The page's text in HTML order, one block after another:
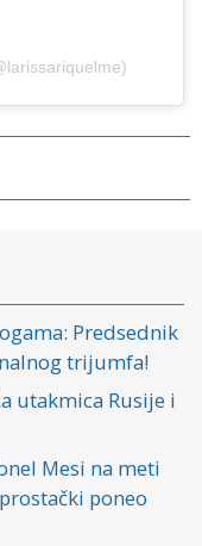
Predsednik
trijumfa!
utakmica Rusije i
Mesi na meti
poneo